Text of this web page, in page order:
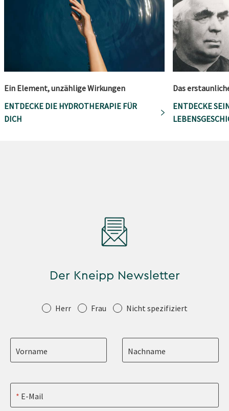
Ein Element, unzählige Wirkungen
ENTDECKE DIE HYDROTHERAPIE FÜR
DICH
Das
ENTDECKE
Der Kneipp Newsletter
Anrede Herr Frau Nicht spezifiziert
Vorname Nachname
E-Mail